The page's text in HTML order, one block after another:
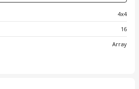
4х4
16
Array